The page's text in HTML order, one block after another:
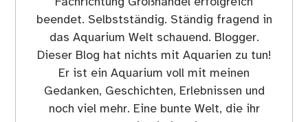
beendet. Selbstständig. Ständig fragend in
das Aquarium Welt schauend. Blogger.
Dieser Blog hat nichts mit Aquarien zu tun!
Er ist ein Aquarium voll mit meinen
Gedanken, Geschichten, Erlebnissen und
noch viel mehr. Eine bunte Welt, die ihr